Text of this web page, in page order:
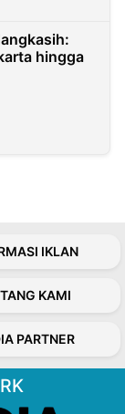
hingga
IKLAN
KAMI
PARTNER